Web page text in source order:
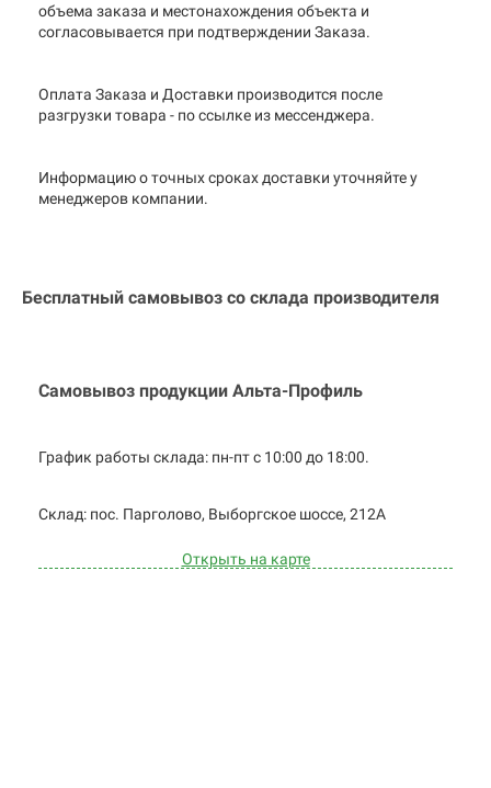
объема заказа и местонахождения объекта и
согласовывается при подтверждении Заказа.
Оплата Заказа и Доставки производится после
разгрузки товара - по ссылке из мессенджера.
Информацию о точных сроках доставки уточняйте у
менеджеров компании.
Бесплатный самовывоз со склада производителя
Самовывоз продукции Альта-Профиль
График работы склада: пн-пт с 10:00 до 18:00.
Cклад: пос. Парголово, Выборгское шоссе, 212А
Открыть на карте